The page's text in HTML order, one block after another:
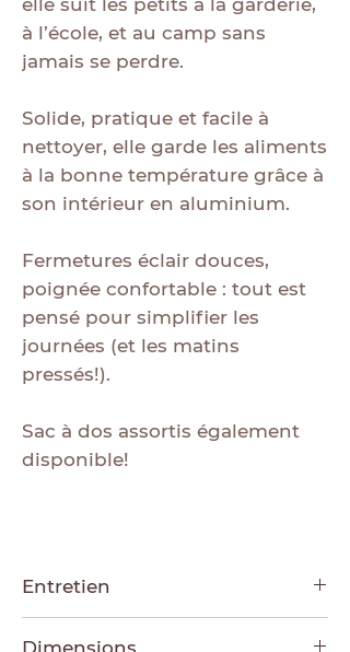
à l’école, et au camp sans
jamais se perdre.
Solide, pratique et facile à
nettoyer, elle garde les aliments
à la bonne température grâce à
son intérieur en aluminium.
Fermetures éclair douces,
poignée confortable : tout est
pensé pour simplifier les
journées (et les matins
pressés!).
Sac à dos assortis également
disponible!
Entretien
Dimensions